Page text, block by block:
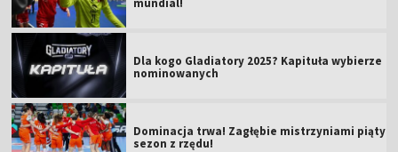
Dla kogo Gladiatory 2025? Kapituła wybierze
nominowanych
Dominacja trwa! Zagłębie mistrzyniami piąty
sezon z rzędu!